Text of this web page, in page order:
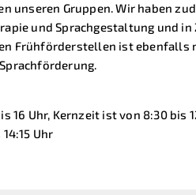
unseren Gruppen. Wir haben
und Sprachgestaltung und
Frühförderstellen ist
16 Uhr, Kernzeit ist von 8:30 bis
Uhr